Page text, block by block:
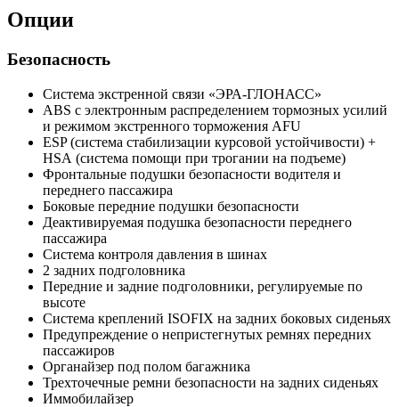
Опции
Безопасность
Система экстренной связи «ЭРА-ГЛОНАСС»
ABS с электронным распределением тормозных усилий
и режимом экстренного торможения AFU
ESP (система стабилизации курсовой устойчивости) +
HSА (система помощи при трогании на подъеме)
Фронтальные подушки безопасности водителя и
переднего пассажира
Боковые передние подушки безопасности
Деактивируемая подушка безопасности переднего
пассажира
Система контроля давления в шинах
2 задних подголовника
Передние и задние подголовники, регулируемые по
высоте
Система креплений ISOFIX на задних боковых сиденьях
Предупреждение о непристегнутых ремнях передних
пассажиров
Органайзер под полом багажника
Трехточечные ремни безопасности на задних сиденьях
Иммобилайзер